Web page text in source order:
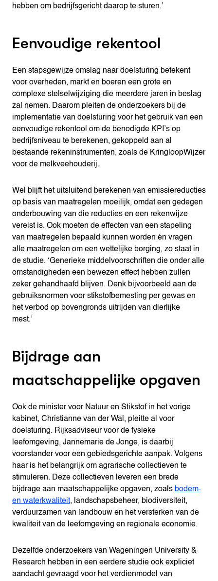
hebben om bedrijfsgericht daarop te sturen.’
Eenvoudige rekentool
Een stapsgewijze omslag naar doelsturing betekent
voor overheden, markt en boeren een grote en
complexe stelselwijziging die meerdere jaren in beslag
zal nemen. Daarom pleiten de onderzoekers bij de
implementatie van doelsturing voor het gebruik van een
eenvoudige rekentool om de benodigde KPI’s op
bedrijfsniveau te berekenen, gekoppeld aan al
bestaande rekeninstrumenten, zoals de KringloopWijzer
voor de melkveehouderij.
Wel blijft het uitsluitend berekenen van emissiereducties
op basis van maatregelen moeilijk, omdat een gedegen
onderbouwing van die reducties en een rekenwijze
vereist is. Ook moeten de effecten van een stapeling
van maatregelen bepaald kunnen worden én vragen
alle maatregelen om een wettelijke borging, zo staat in
de studie. ‘Generieke middelvoorschriften die onder alle
omstandigheden een bewezen effect hebben zullen
zeker gehandhaafd blijven. Denk bijvoorbeeld aan de
gebruiksnormen voor stikstofbemesting per gewas en
het verbod op bovengronds uitrijden van dierlijke
mest.’
Bijdrage aan
maatschappelijke opgaven
Ook de minister voor Natuur en Stikstof in het vorige
kabinet, Christianne van der Wal, pleitte al voor
doelsturing. Rijksadviseur voor de fysieke
leefomgeving, Jannemarie de Jonge, is daarbij
voorstander voor een gebiedsgerichte aanpak. Volgens
haar is het belangrijk om agrarische collectieven te
stimuleren. Deze collectieven leveren een brede
bijdrage aan maatschappelijke opgaven, zoals bodem-
en waterkwaliteit, landschapsbeheer, biodiversiteit,
verduurzamen van landbouw en het versterken van de
kwaliteit van de leefomgeving en regionale economie.
Dezelfde onderzoekers van Wageningen University &
Research hebben in een eerdere studie ook expliciet
aandacht gevraagd voor het verdienmodel van